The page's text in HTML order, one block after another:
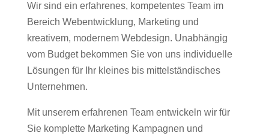
Wir sind ein erfahrenes, kompetentes Team im
Bereich Webentwicklung, Marketing und
kreativem, modernem Webdesign. Unabhängig
vom Budget bekommen Sie von uns individuelle
Lösungen für Ihr kleines bis mittelständisches
Unternehmen.
Mit unserem erfahrenen Team entwickeln wir für
Sie komplette Marketing Kampagnen und